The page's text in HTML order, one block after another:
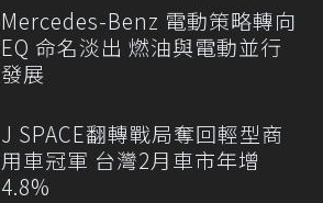
Mercedes-Benz 電動策略轉向
EQ 命名淡出 燃油與電動並行
發展
J SPACE翻轉戰局奪回輕型商
用車冠軍 台灣2月車市年增
4.8%